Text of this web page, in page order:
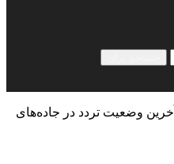
آخرین وضعیت تردد در جاده‌های